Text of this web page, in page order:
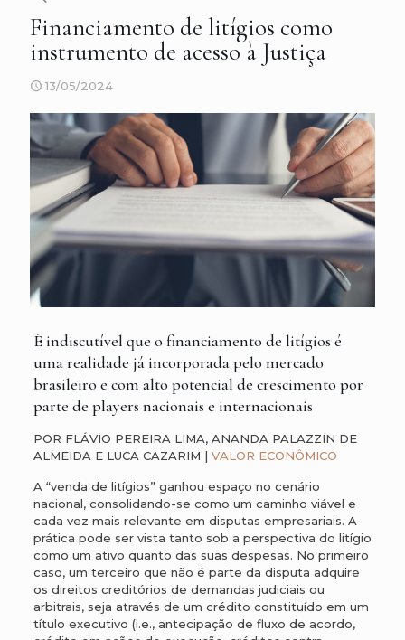
Financiamento de litígios como
instrumento de acesso à Justiça
13/05/2024
É indiscutível que o financiamento de litígios é
uma realidade já incorporada pelo mercado
brasileiro e com alto potencial de crescimento por
parte de players nacionais e internacionais
POR FLÁVIO PEREIRA LIMA, ANANDA PALAZZIN DE
ALMEIDA E LUCA CAZARIM | VALOR ECONÔMICO
A “venda de litígios” ganhou espaço no cenário
nacional, consolidando-se como um caminho viável e
cada vez mais relevante em disputas empresariais. A
prática pode ser vista tanto sob a perspectiva do litígio
como um ativo quanto das suas despesas. No primeiro
caso, um terceiro que não é parte da disputa adquire
os direitos creditórios de demandas judiciais ou
arbitrais, seja através de um crédito constituído em um
título executivo (i.e., antecipação de fluxo de acordo,